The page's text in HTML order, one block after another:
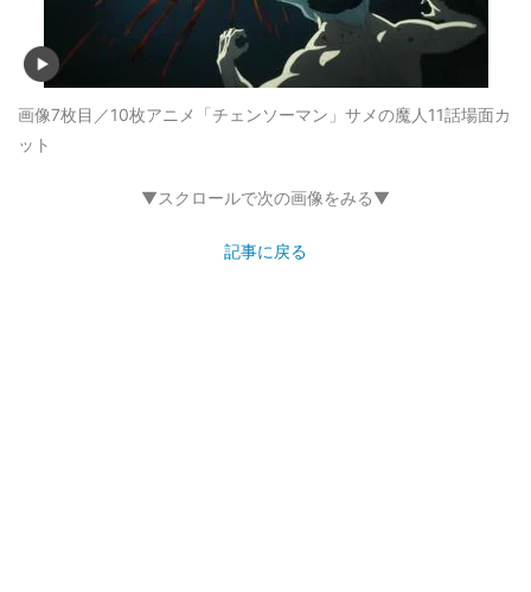
画像7枚目／10枚アニメ「チェンソーマン」サメの魔人11話場面カ
ット
▼スクロールで次の画像をみる▼
記事に戻る